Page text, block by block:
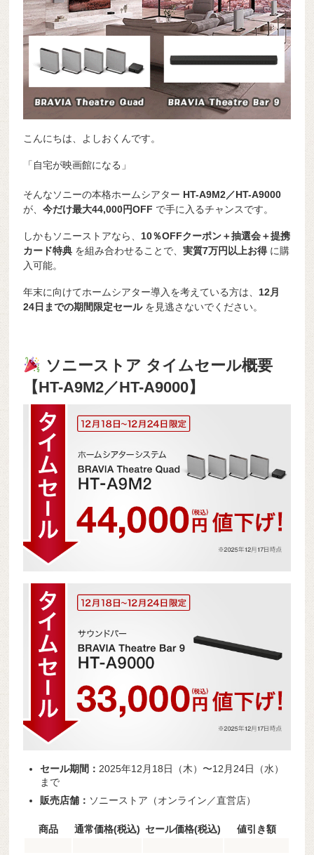
こんにちは、よしおくんです。
「自宅が映画館になる」
そんなソニーの本格ホームシアター HT-A9M2／HT-A9000
が、今だけ最大44,000円OFF で手に入るチャンスです。
しかもソニーストアなら、 10％OFFクーポン＋抽選会＋提携
カード特典 を組み合わせることで、実質7万円以上お得 に購
入可能。
年末に向けてホームシアター導入を考えている方は、 12月
24日までの期間限定セールを見逃さないでください。
ソニーストア タイムセール概要
【HT-A9M2／HT-A9000】
セール期間： 2025年12月18日（木）〜12月24日（水）
まで
販売店舗： ソニーストア（オンライン／直営店）
商品 通常価格(税込) セール価格(税込) 値引き額